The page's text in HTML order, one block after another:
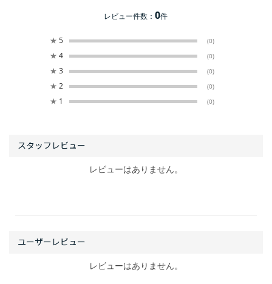
レビュー件数：0件
★ 5 (0)
★ 4 (0)
★ 3 (0)
★ 2 (0)
★ 1 (0)
レビューはありません。
レビューはありません。